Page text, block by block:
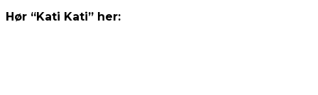
Hør “Kati Kati” her: